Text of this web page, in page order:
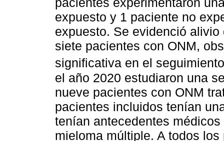
expuesto y 1 paciente no
expuesto. Se evidenció
siete pacientes con ONM,
significativa en el
el año 2020 estudiaron una
nueve pacientes con ONM
pacientes incluidos tenían
tenían antecedentes
mieloma múltiple. A todos